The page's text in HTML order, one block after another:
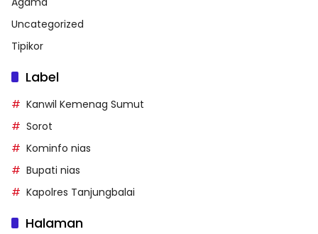
Uncategorized
Tipikor
Label
Kanwil Kemenag Sumut
Sorot
Kominfo nias
Bupati nias
Kapolres Tanjungbalai
Halaman